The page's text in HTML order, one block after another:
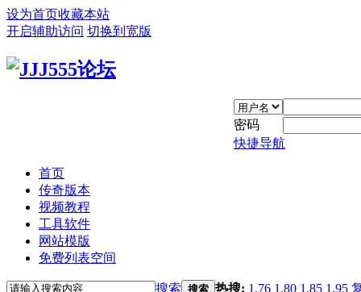
设为首页收藏本站
开启辅助访问 切换到宽版
密码
快捷导航
首页
传奇版本
视频教程
工具软件
网站模版
免费列表空间
搜索 搜索 热搜: 1.76 1.80 1.85 1.95